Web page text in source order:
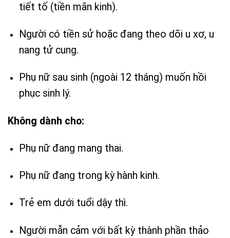
tiết tố (tiền mãn kinh).
Người có tiền sử hoặc đang theo dõi u xơ, u
nang tử cung.
Phụ nữ sau sinh (ngoài 12 tháng) muốn hồi
phục sinh lý.
Không dành cho:
Phụ nữ đang mang thai.
Phụ nữ đang trong kỳ hành kinh.
Trẻ em dưới tuổi dậy thì.
Người mẫn cảm với bất kỳ thành phần thảo